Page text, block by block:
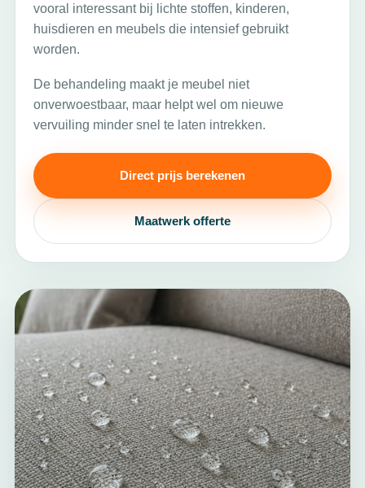
vooral interessant bij lichte stoffen, kinderen,
huisdieren en meubels die intensief gebruikt
worden.
De behandeling maakt je meubel niet
onverwoestbaar, maar helpt wel om nieuwe
vervuiling minder snel te laten intrekken.
Direct prijs berekenen
Maatwerk offerte